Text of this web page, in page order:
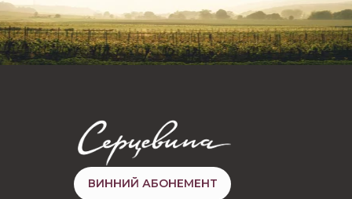
ВИННИЙ АБОНЕМЕНТ